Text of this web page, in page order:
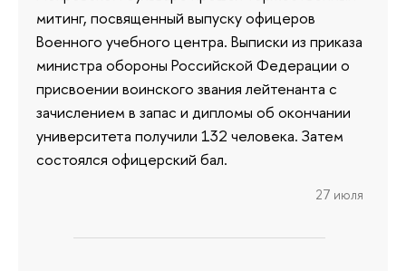
митинг, посвященный выпуску офицеров
Военного учебного центра. Выписки из приказа
министра обороны Российской Федерации о
присвоении воинского звания лейтенанта с
зачислением в запас и дипломы об окончании
университета получили 132 человека. Затем
состоялся офицерский бал.
27 июля